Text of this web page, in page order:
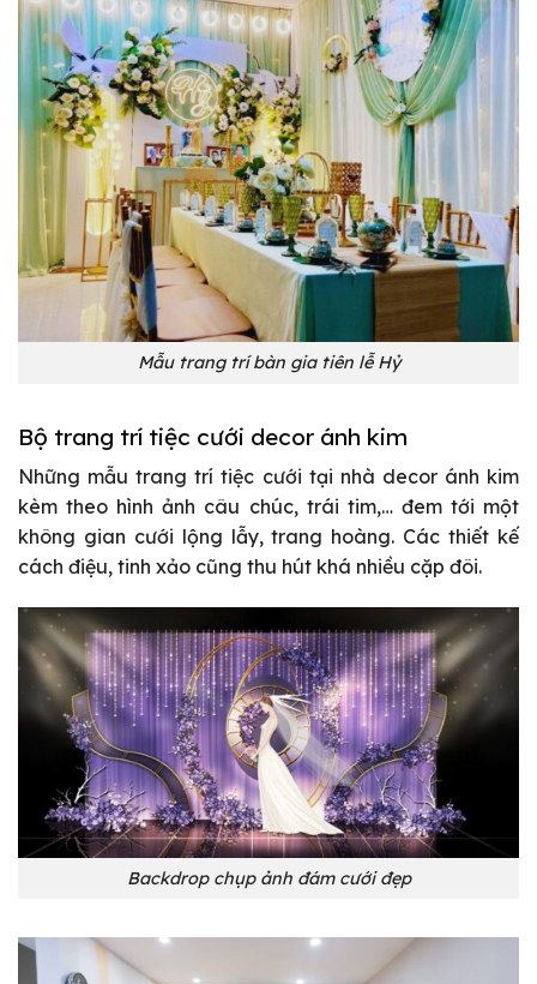
Mẫu trang trí bàn gia tiên lễ Hỷ
Bộ trang trí tiệc cưới decor ánh kim
Những mẫu trang trí tiệc cưới tại nhà decor ánh kim
kèm theo hình ảnh câu chúc, trái tim,… đem tới một
không gian cưới lộng lẫy, trang hoàng. Các thiết kế
cách điệu, tinh xảo cũng thu hút khá nhiều cặp đôi.
Backdrop chụp ảnh đám cưới đẹp